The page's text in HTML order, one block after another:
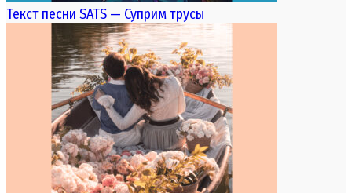
Текст песни SATS — Суприм трусы